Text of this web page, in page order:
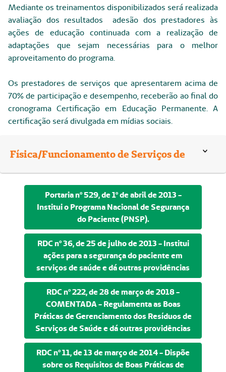
Mediante os treinamentos disponibilizados será realizada
avaliação dos resultados adesão dos prestadores às
ações de educação continuada com a realização de
adaptações que sejam necessárias para o melhor
aproveitamento do programa.
Os prestadores de serviços que apresentarem acima de
70% de participação e desempenho, receberão ao final do
cronograma Certificação em Educação Permanente. A
certificação será divulgada em mídias sociais.
Legislação/Estrutura
Física/Funcionamento de Serviços de
Portaria nº 529, de 1º de abril de 2013 -
Institui o Programa Nacional de Segurança
do Paciente (PNSP).
RDC nº 36, de 25 de julho de 2013 - Institui
ações para a segurança do paciente em
serviços de saúde e dá outras providências
RDC nº 222, de 28 de março de 2018 -
COMENTADA - Regulamenta as Boas
Práticas de Gerenciamento dos Resíduos de
Serviços de Saúde e dá outras providências
RDC nº 11, de 13 de março de 2014 - Dispõe
sobre os Requisitos de Boas Práticas de